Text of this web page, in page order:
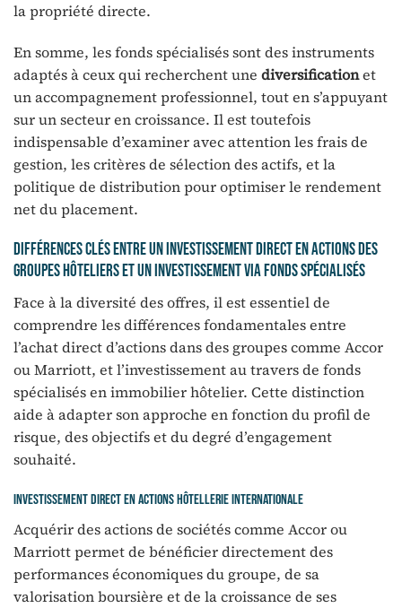
la propriété directe.
En somme, les fonds spécialisés sont des instruments
adaptés à ceux qui recherchent une diversificationet
un accompagnement professionnel, tout en s’appuyant
sur un secteur en croissance. Il est toutefois
indispensable d’examiner avec attention les frais de
gestion, les critères de sélection des actifs, et la
politique de distribution pour optimiser le rendement
net du placement.
Différences clés entre un investissement direct en actions des
groupes hôteliers et un investissement via fonds spécialisés
Face à la diversité des offres, il est essentiel de
comprendre les différences fondamentales entre
l’achat direct d’actions dans des groupes comme Accor
ou Marriott, et l’investissement au travers de fonds
spécialisés en immobilier hôtelier. Cette distinction
aide à adapter son approche en fonction du profil de
risque, des objectifs et du degré d’engagement
souhaité.
Investissement direct en actions hôtellerie internationale
Acquérir des actions de sociétés comme Accor ou
Marriott permet de bénéficier directement des
performances économiques du groupe, de sa
valorisation boursière et de la croissance de ses